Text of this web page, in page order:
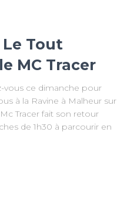
Tout
MC Tracer
vous ce dimanche pour
à la Ravine à Malheur sur
Tracer fait son retour
de 1h30 à parcourir en